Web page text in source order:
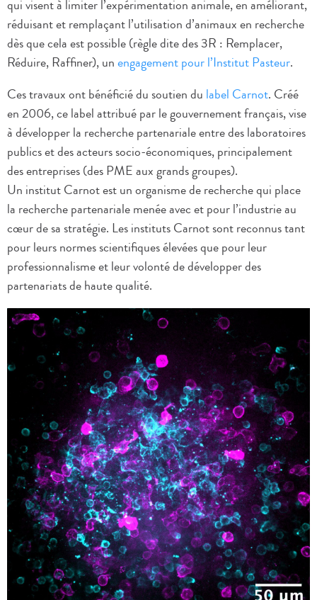
qui visent à limiter l’expérimentation animale, en améliorant,
réduisant et remplaçant l’utilisation d’animaux en recherche
dès que cela est possible (règle dite des 3R : Remplacer,
Réduire, Raffiner), unengagement pour l’Institut Pasteur.
Ces travaux ont bénéficié du soutien du label Carnot. Créé
en 2006, ce label attribué par le gouvernement français, vise
à développer la recherche partenariale entre des laboratoires
publics et des acteurs socio-économiques, principalement
des entreprises (des PME aux grands groupes).
Un institut Carnot est un organisme de recherche qui place
la recherche partenariale menée avec et pour l’industrie au
cœur de sa stratégie. Les instituts Carnot sont reconnus tant
pour leurs normes scientifiques élevées que pour leur
professionnalisme et leur volonté de développer des
partenariats de haute qualité.